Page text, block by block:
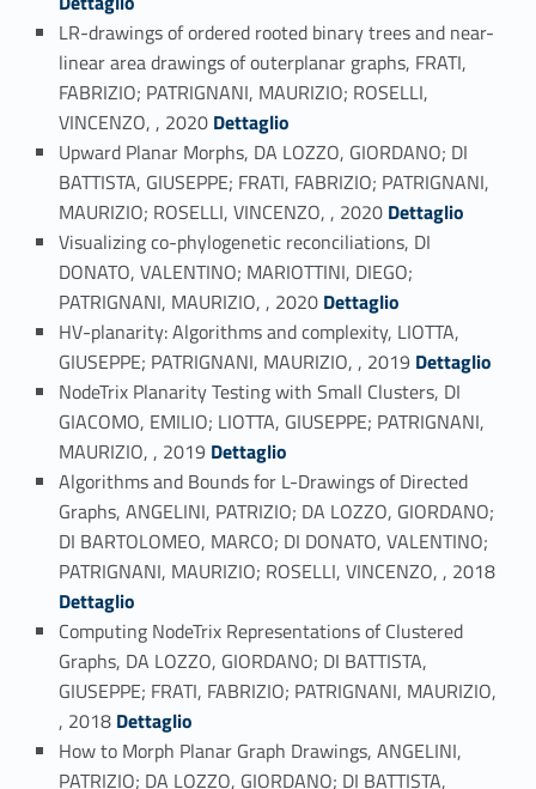
LR-drawings of ordered rooted binary trees and near-
linear area drawings of outerplanar graphs, FRATI,
FABRIZIO; PATRIGNANI, MAURIZIO; ROSELLI,
VINCENZO, , 2020 Link identifier #identifier_person_43594-23
Dettaglio
Upward Planar Morphs, DA LOZZO, GIORDANO; DI
BATTISTA, GIUSEPPE; FRATI, FABRIZIO; PATRIGNANI,
MAURIZIO; ROSELLI, VINCENZO, , 2020 Link identifier #identifier_person_182063-24
Dettaglio
Visualizing co-phylogenetic reconciliations, DI
DONATO, VALENTINO; MARIOTTINI, DIEGO;
PATRIGNANI, MAURIZIO, , 2020 Link identifier #identifier_person_198616-25
Dettaglio
HV-planarity: Algorithms and complexity, LIOTTA,
GIUSEPPE; PATRIGNANI, MAURIZIO, , 2019 Link identifier #identifier_person_55387-26
Dettaglio
NodeTrix Planarity Testing with Small Clusters, DI
GIACOMO, EMILIO; LIOTTA, GIUSEPPE; PATRIGNANI,
MAURIZIO, , 2019 Link identifier #identifier_person_133225-27
Dettaglio
Algorithms and Bounds for L-Drawings of Directed
Graphs, ANGELINI, PATRIZIO; DA LOZZO, GIORDANO;
DI BARTOLOMEO, MARCO; DI DONATO, VALENTINO;
PATRIGNANI, MAURIZIO; ROSELLI, VINCENZO, , 2018Link identifier #identifier_person_121180-28
Dettaglio
Computing NodeTrix Representations of Clustered
Graphs, DA LOZZO, GIORDANO; DI BATTISTA,
GIUSEPPE; FRATI, FABRIZIO; PATRIGNANI, MAURIZIO,
, 2018Link identifier #identifier_person_140387-29
Dettaglio
How to Morph Planar Graph Drawings, ANGELINI,
PATRIZIO; DA LOZZO, GIORDANO; DI BATTISTA,